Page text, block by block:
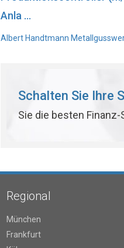
Anla ...
Albert Handtmann
Schalten Sie Ihre
Sie die besten
Regional
München
Frankfurt